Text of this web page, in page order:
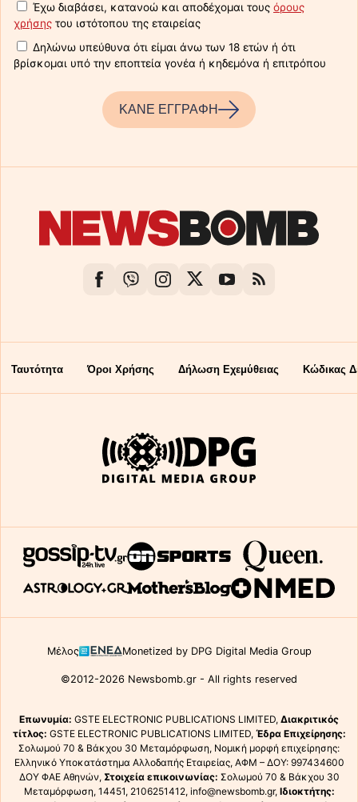
Έχω διαβάσει, κατανοώ και αποδέχομαι τους όρους
χρήσης του ιστότοπου της εταιρείας
Δηλώνω υπεύθυνα ότι είμαι άνω των 18 ετών ή ότι
βρίσκομαι υπό την εποπτεία γονέα ή κηδεμόνα ή επιτρόπου
ΚΑΝΕ ΕΓΓΡΑΦΗ
Ταυτότητα Όροι Χρήσης Δήλωση Εχεμύθειας Κώδικας
Μέλος Monetized by DPG Digital Media Group
©2012-2026 Newsbomb.gr - All rights reserved
Επωνυμία: GSTE ELECTRONIC PUBLICATIONS LIMITED, Διακριτικός
τίτλος: GSTE ELECTRONIC PUBLICATIONS LIMITED, Έδρα Επιχείρησης:
Σολωμού 70 & Βάκχου 30 Μεταμόρφωση, Νομική μορφή επιχείρησης:
Ελληνικό Υποκατάστημα Αλλοδαπής Εταιρείας, ΑΦΜ – ΔΟΥ: 997434600
ΔΟΥ ΦΑΕ Αθηνών, Στοιχεία επικοινωνίας: Σολωμού 70 & Βάκχου 30
Μεταμόρφωση, 14451, 2106251412, info@newsbomb.gr, Ιδιοκτήτης: